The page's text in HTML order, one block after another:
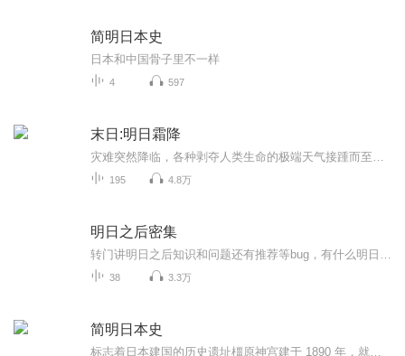
简明日本史
日本和中国骨子里不一样
4 597
末日:明日霜降
195 4.8万
明日之后密集
38 3.3万
简明日本史